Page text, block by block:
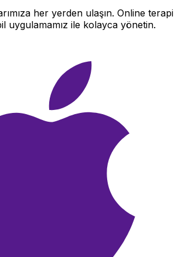
her yerden ulaşın. Online terapi
uygulamamız ile kolayca yönetin.